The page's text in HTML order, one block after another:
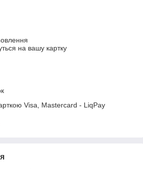
на вашу картку
Visa, Mastercard - LiqPay